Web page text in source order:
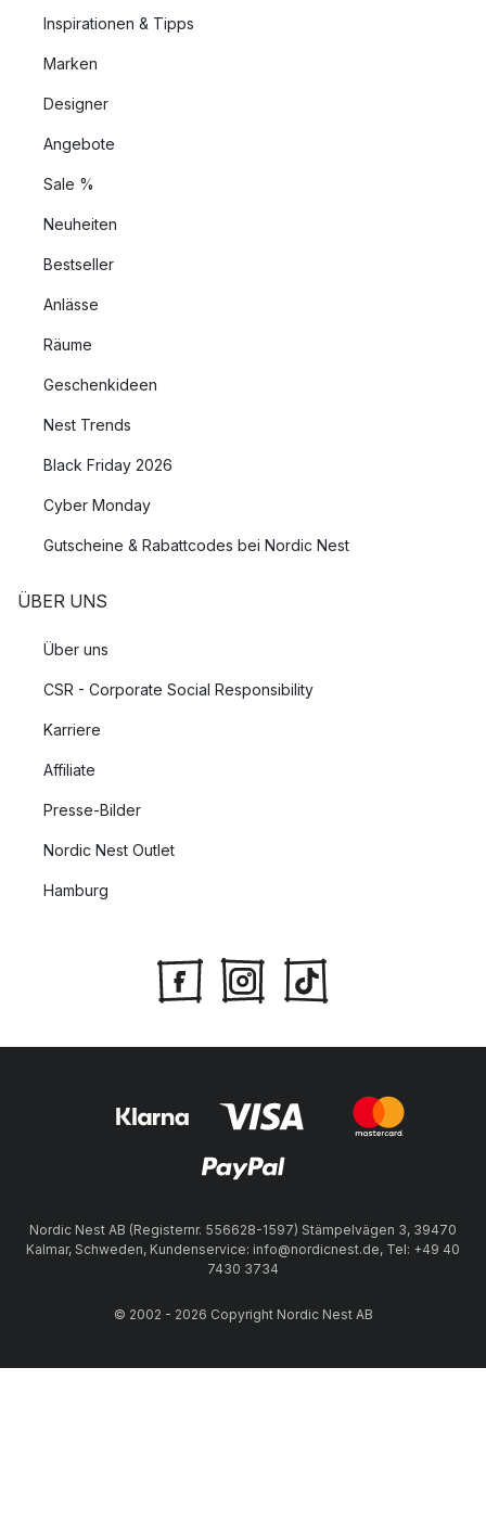
Inspirationen & Tipps
Marken
Designer
Angebote
Sale %
Neuheiten
Bestseller
Anlässe
Räume
Geschenkideen
Nest Trends
Black Friday 2026
Cyber Monday
Gutscheine & Rabattcodes bei Nordic Nest
ÜBER UNS
Über uns
CSR - Corporate Social Responsibility
Karriere
Affiliate
Presse-Bilder
Nordic Nest Outlet
Hamburg
Nordic Nest AB (Registernr. 556628-1597) Stämpelvägen 3, 39470
Kalmar, Schweden, Kundenservice: info@nordicnest.de, Tel: +49 40
7430 3734
© 2002 - 2026 Copyright Nordic Nest AB